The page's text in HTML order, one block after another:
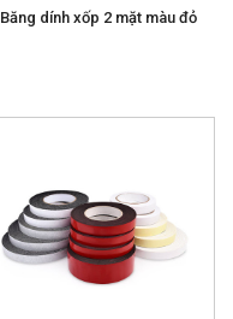
Băng dính xốp 2 mặt màu đỏ